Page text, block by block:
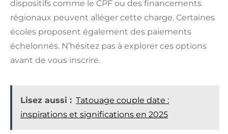
dispositifs comme le CPF ou des financements
régionaux peuvent alléger cette charge. Certaines
écoles proposent également des paiements
échelonnés. N’hésitez pas à explorer ces options
avant de vous inscrire.
Lisez aussi : Tatouage couple date :
inspirations et significations en 2025